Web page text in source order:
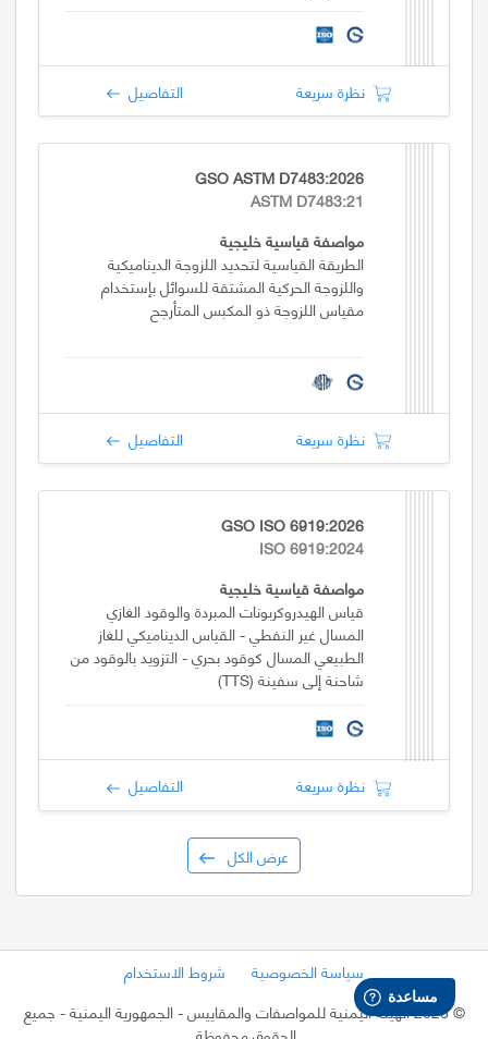
نظرة سريعة التفاصيل
GSO ASTM D7483:2026
ASTM D7483:21
مواصفة قياسية خليجية
الطريقة القياسية لتحديد اللزوجة الديناميكية
واللزوجة الحركية المشتقة للسوائل بإستخدام
مقياس اللزوجة ذو المكبس المتأرجح
نظرة سريعة التفاصيل
GSO ISO 6919:2026
ISO 6919:2024
مواصفة قياسية خليجية
قياس الهيدروكربونات المبردة والوقود الغازي
المسال غير النفطي - القياس الديناميكي للغاز
الطبيعي المسال كوقود بحري - التزويد بالوقود من
شاحنة إلى سفينة (TTS)
نظرة سريعة التفاصيل
عرض الكل
سياسة الخصوصية
شروط الاستخدام
©2026 الهيئة اليمنية للمواصفات والمقاييس - الجمهورية اليمنية
- جميع